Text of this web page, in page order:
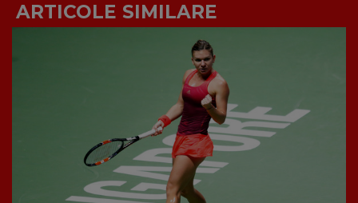
ARTICOLE SIMILARE